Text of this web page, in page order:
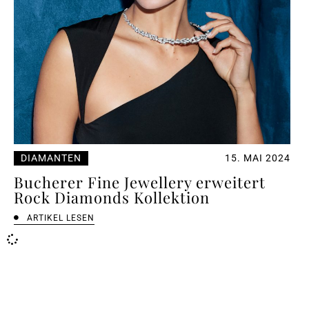
DIAMANTEN 15. MAI 2024
Bucherer Fine Jewellery erweitert
Rock Diamonds Kollektion
ARTIKEL LESEN